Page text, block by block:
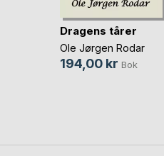
Dragens tårer
Ole Jørgen Rodar
194,00 kr Bok